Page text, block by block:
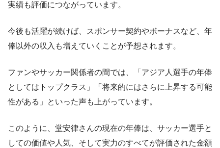
実績も評価につながっています。
今後も活躍が続けば、スポンサー契約やボーナスなど、年
俸以外の収入も増えていくことが予想されます。
ファンやサッカー関係者の間では、「アジア人選手の年俸
としてはトップクラス」「将来的にはさらに上昇する可能
性がある」といった声も上がっています。
このように、堂安律さんの現在の年俸は、サッカー選手と
しての価値や人気、そして実力のすべてが評価された金額